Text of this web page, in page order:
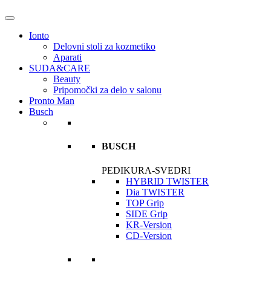
Ionto
Delovni stoli za kozmetiko
Aparati
SUDA&CARE
Beauty
Pripomočki za delo v salonu
Pronto Man
Busch
BUSCH
PEDIKURA-SVEDRI
HYBRID TWISTER
Dia TWISTER
TOP Grip
SIDE Grip
KR-Version
CD-Version